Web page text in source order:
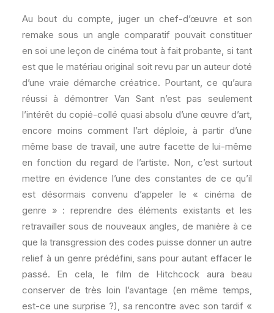
Au bout du compte, juger un chef-d’œuvre et son
remake sous un angle comparatif pouvait constituer
en soi une leçon de cinéma tout à fait probante, si tant
est que le matériau original soit revu par un auteur doté
d’une vraie démarche créatrice. Pourtant, ce qu’aura
réussi à démontrer Van Sant n’est pas seulement
l’intérêt du copié-collé quasi absolu d’une œuvre d’art,
encore moins comment l’art déploie, à partir d’une
même base de travail, une autre facette de lui-même
en fonction du regard de l’artiste. Non, c’est surtout
mettre en évidence l’une des constantes de ce qu’il
est désormais convenu d’appeler le « cinéma de
genre » : reprendre des éléments existants et les
retravailler sous de nouveaux angles, de manière à ce
que la transgression des codes puisse donner un autre
relief à un genre prédéfini, sans pour autant effacer le
passé. En cela, le film de Hitchcock aura beau
conserver de très loin l’avantage (en même temps,
est-ce une surprise ?), sa rencontre avec son tardif «